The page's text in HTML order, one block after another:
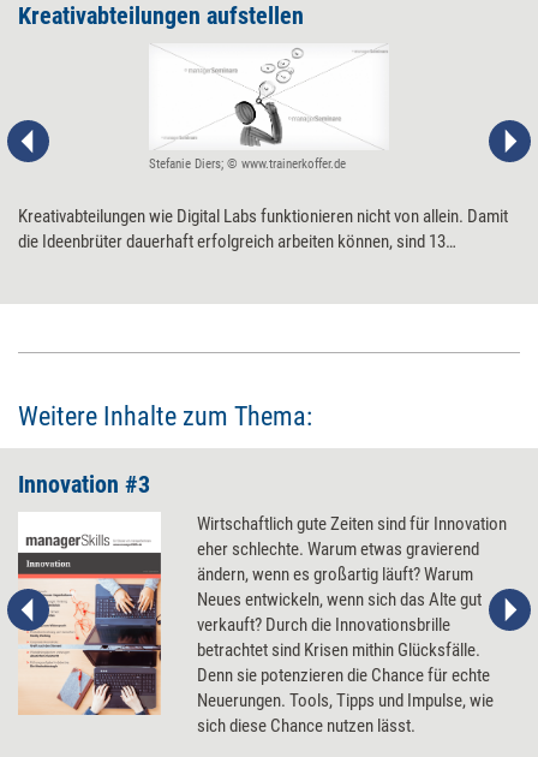
Kreativabteilungen aufstellen
Stefanie Diers; © www.trainerkoffer.de
Kreativabteilungen wie Digital Labs funktionieren nicht von allein. Damit
die Ideenbrüter dauerhaft erfolgreich arbeiten können, sind 13
Weitere Inhalte zum Thema:
Innovation #3
Wirtschaftlich gute Zeiten sind für Innovation
eher schlechte. Warum etwas gravierend
ändern, wenn es großartig läuft? Warum
Neues entwickeln, wenn sich das Alte gut
verkauft? Durch die Innovationsbrille
betrachtet sind Krisen mithin Glücksfälle.
Denn sie potenzieren die Chance für echte
Neuerungen. Tools, Tipps und Impulse, wie
sich diese Chance nutzen lässt.